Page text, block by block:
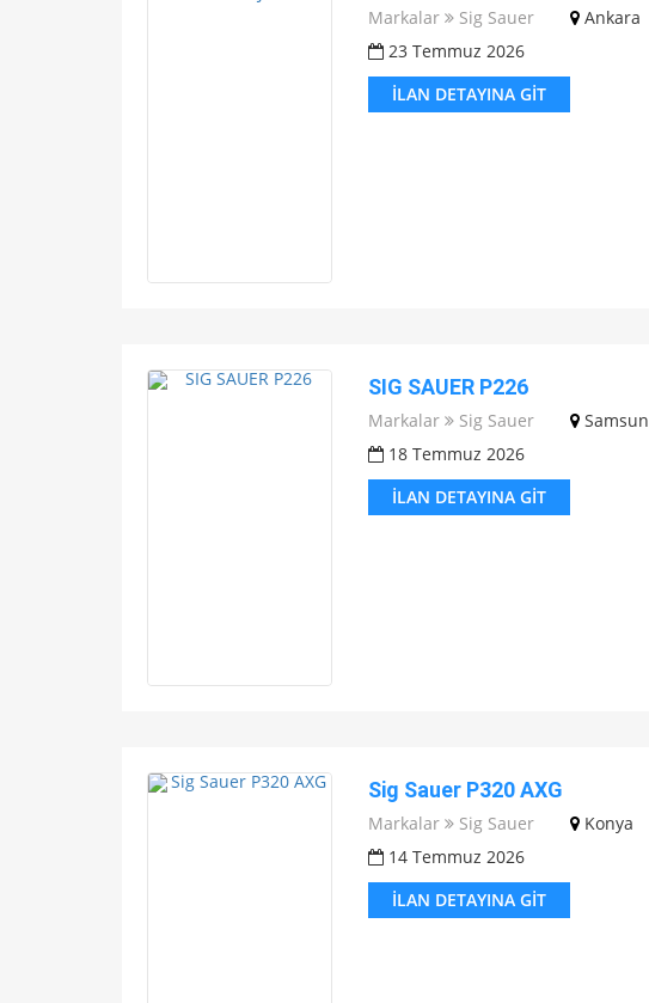
Markalar Sig Sauer
Ankara
23 Temmuz 2026
İLAN DETAYINA GIT
SIG SAUER P226
Markalar Sig Sauer
Samsun
18 Temmuz 2026
İLAN DETAYINA GIT
Sig Sauer P320 AXG
Markalar Sig Sauer
Konya
14 Temmuz 2026
İLAN DETAYINA GIT